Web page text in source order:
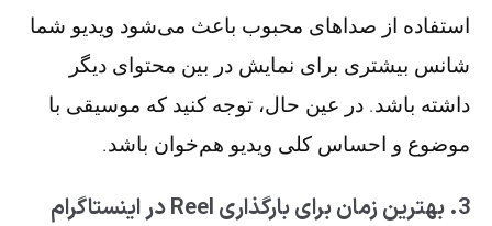
استفاده از صداهای محبوب باعث می‌شود ویدیو شما
شانس بیشتری برای نمایش در بین محتوای دیگر
داشته باشد. در عین حال، توجه کنید که موسیقی با
موضوع و احساس کلی ویدیو هم‌خوان باشد.
3. بهترین زمان برای بارگذاری Reel در اینستاگرام